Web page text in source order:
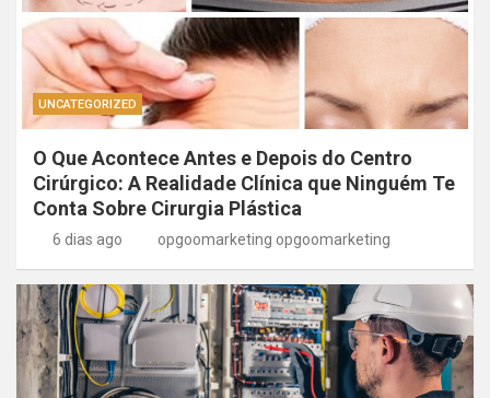
UNCATEGORIZED
O Que Acontece Antes e Depois do Centro
Cirúrgico: A Realidade Clínica que Ninguém Te
Conta Sobre Cirurgia Plástica
6 dias ago opgoomarketing opgoomarketing